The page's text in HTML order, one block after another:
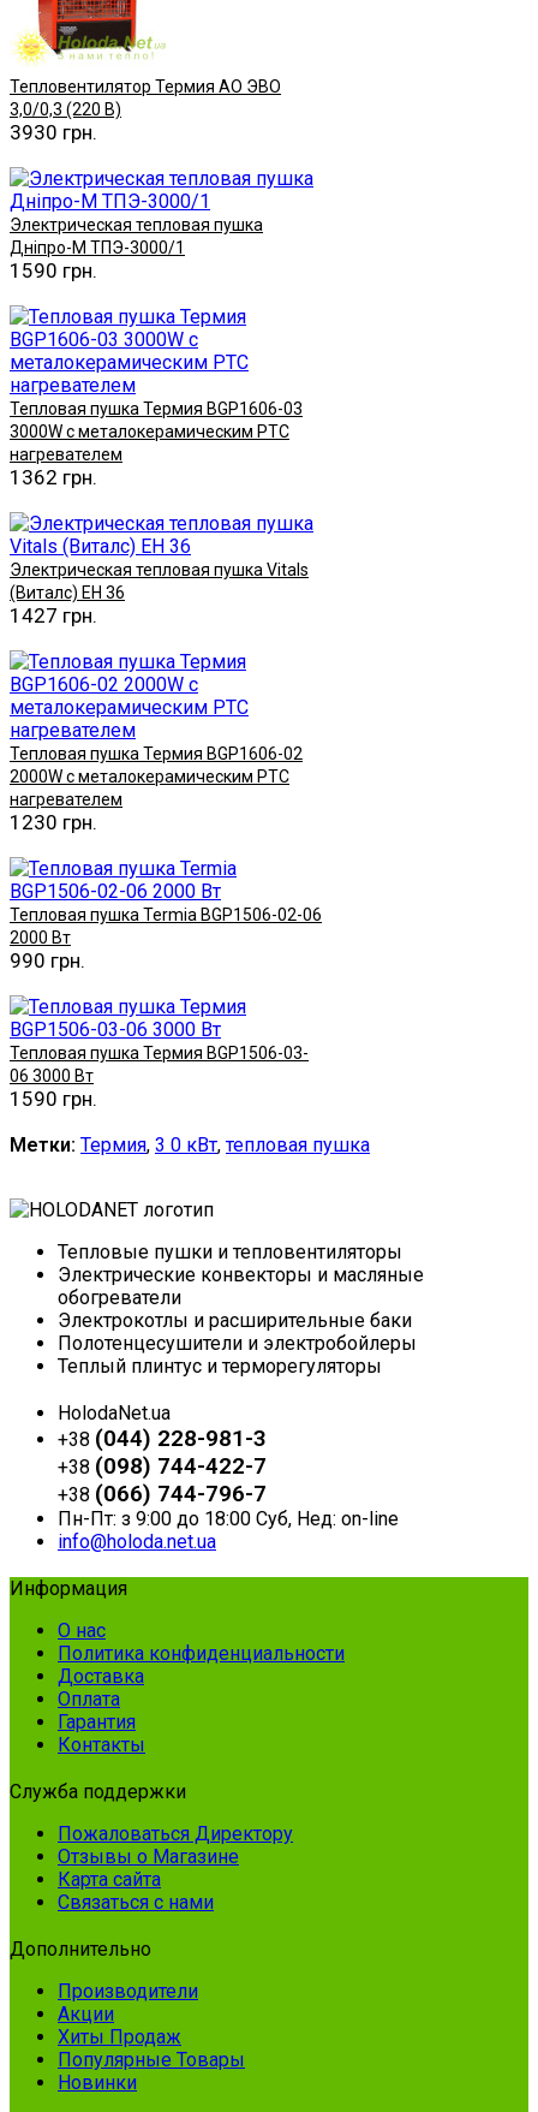
Тепловентилятор Термия АО ЭВО
3,0/0,3 (220 В)
3930 грн.
Электрическая тепловая пушка
Дніпро-М ТПЭ-3000/1
1590 грн.
Тепловая пушка Термия BGP1606-03
3000W с металокерамическим РТС
нагревателем
1362 грн.
Электрическая тепловая пушка Vitals
(Виталс) EH 36
1427 грн.
Тепловая пушка Термия BGP1606-02
2000W с металокерамическим РТС
нагревателем
1230 грн.
Тепловая пушка Termia BGP1506-02-06
2000 Вт
990 грн.
Тепловая пушка Термия BGP1506-03-
06 3000 Вт
1590 грн.
Метки: Термия, 3 0 кВт,тепловая пушка
Тепловые пушки и тепловентиляторы
Электрические конвекторы и масляные
обогреватели
Электрокотлы и расширительные баки
Полотенцесушители и электробойлеры
Теплый плинтус и терморегуляторы
HolodaNet.ua
+38 (044) 228-981-3
+38 (098) 744-422-7
+38 (066) 744-796-7
Пн-Пт: з 9:00 до 18:00 Суб, Нед: on-line
info@holoda.net.ua
Информация
О нас
Политика конфиденциальности
Доставка
Оплата
Гарантия
Контакты
Служба поддержки
Пожаловаться Директору
Отзывы о Магазине
Карта сайта
Связаться с нами
Дополнительно
Производители
Акции
Хиты Продаж
Популярные Товары
Новинки